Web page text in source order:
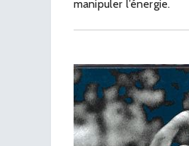
manipuler l’énergie.